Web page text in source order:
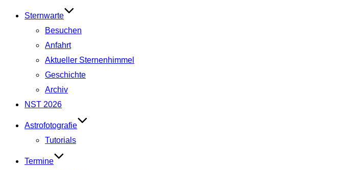
springenSternwarte
Besuchen
Anfahrt
Aktueller Sternenhimmel
Geschichte
Archiv
NST 2026
Astrofotografie
Tutorials
Termine